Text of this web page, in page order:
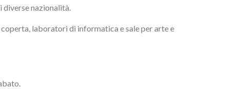
nazionalità.
laboratori di informatica e sale per arte e